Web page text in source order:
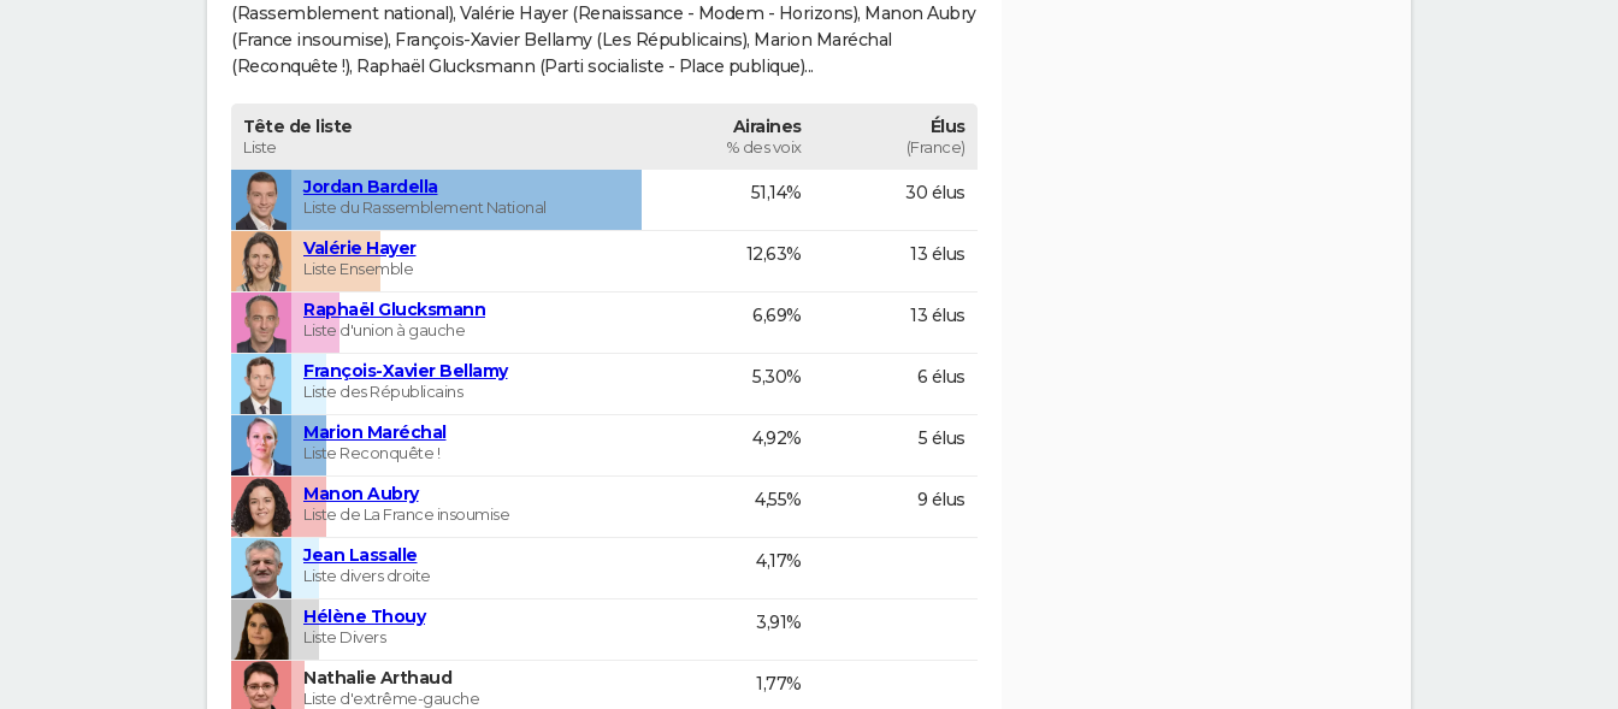
(Rassemblement national), Valérie Hayer (Renaissance - Modem - Horizons), Manon Aubry
(France insoumise), François-Xavier Bellamy (Les Républicains), Marion Maréchal
(Reconquête !), Raphaël Glucksmann (Parti socialiste - Place publique)...
Tête de liste
Liste
Airaines
% des voix
Élus
(France)
Jordan Bardella
Liste du Rassemblement National
51,14% 30 élus
Valérie Hayer
Liste Ensemble
12,63% 13 élus
Raphaël Glucksmann
Liste d'union à gauche
6,69% 13 élus
François-Xavier Bellamy
Liste des Républicains
5,30% 6 élus
Marion Maréchal
Liste Reconquête !
4,92% 5 élus
Manon Aubry
Liste de La France insoumise
4,55% 9 élus
Jean Lassalle
Liste divers droite
4,17%
Hélène Thouy
Liste Divers
3,91%
Nathalie Arthaud
Liste d'extrême-gauche
1,77%